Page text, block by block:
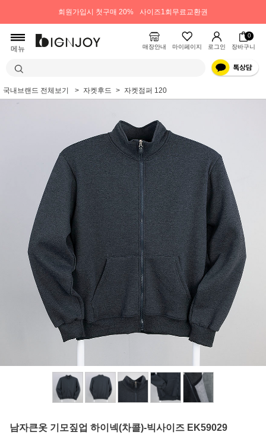
회원가입시 첫구매 20% 사이즈1회무료교환권
메뉴 매장안내 마이페이지 로그인
0
장바구니
국내브랜드 전체보기 자켓후드 자켓점퍼 120
남자큰옷 기모짚업 하이넥(차콜)-빅사이즈 EK59029